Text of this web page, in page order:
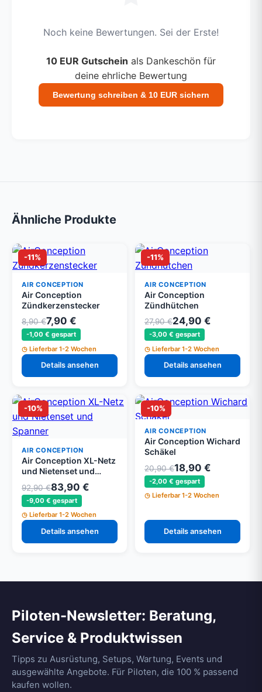
Noch keine Bewertungen. Sei der Erste!
10 EUR Gutschein als Dankeschön für
deine ehrliche Bewertung
Bewertung schreiben & 10 EUR sichern
Ähnliche Produkte
-11%
AIR CONCEPTION
Air Conception
Zündkerzenstecker
8,90 €7,90 €
-1,00 € gespart
Lieferbar 1-2 Wochen
Details ansehen
-11%
AIR CONCEPTION
Air Conception
Zündhütchen
27,90 €24,90 €
-3,00 € gespart
Lieferbar 1-2 Wochen
Details ansehen
-10%
AIR CONCEPTION
Air Conception XL-Netz
und Nietenset und
Spanner
92,90 €83,90 €
-9,00 € gespart
Lieferbar 1-2 Wochen
Details ansehen
-10%
AIR CONCEPTION
Air Conception Wichard
Schäkel
20,90 €18,90 €
-2,00 € gespart
Lieferbar 1-2 Wochen
Details ansehen
Piloten-Newsletter: Beratung,
Service & Produktwissen
Tipps zu Ausrüstung, Setups, Wartung, Events und
ausgewählte Angebote. Für Piloten, die 100 % passend
kaufen wollen.